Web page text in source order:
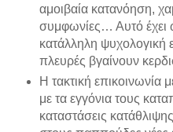
αμοιβαία κατανόηση,
συμφωνίες… Αυτό έχει
κατάλληλη ψυχολογική
πλευρές βγαίνουν
Η τακτική
με τα εγγόνια τους
καταστάσεις